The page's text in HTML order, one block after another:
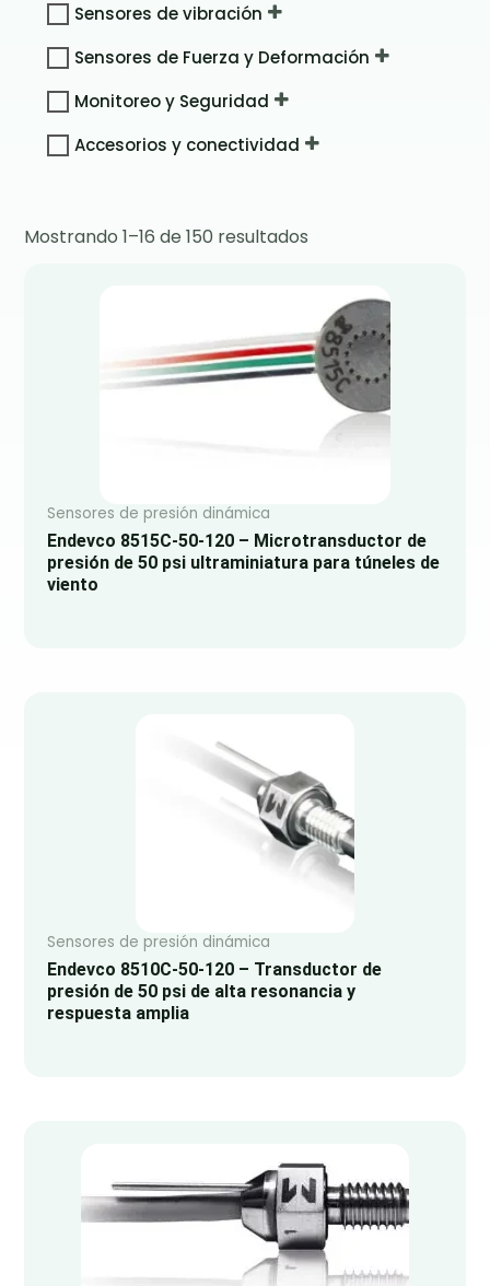
Sensores de vibración
Sensores de Fuerza y Deformación
Monitoreo y Seguridad
Accesorios y conectividad
Mostrando 1–16 de 150 resultados
Sensores de presión dinámica
Endevco 8515C-50-120 – Microtransductor de
presión de 50 psi ultraminiatura para túneles de
viento
Sensores de presión dinámica
Endevco 8510C-50-120 – Transductor de
presión de 50 psi de alta resonancia y
respuesta amplia